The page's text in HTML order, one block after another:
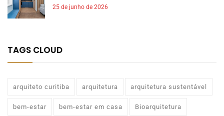
25 de junho de 2026
TAGS CLOUD
arquiteto curitiba arquitetura arquitetura sustentável
bem-estar bem-estar em casa Bioarquitetura